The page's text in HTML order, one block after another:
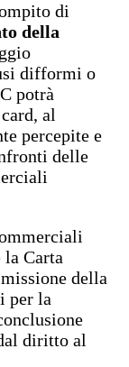
di
della
difformi o
potrà
al
percepite e
delle
Carta
della
per la
diritto al